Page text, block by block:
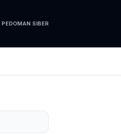
PEDOMAN SIBER